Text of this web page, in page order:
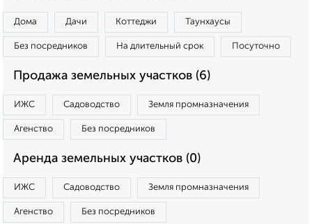
Дома Дачи Коттеджи Таунхаусы
Без посредников На длительный срок Посуточно
Продажа земельных участков (6)
ИЖС Садоводство Земля промназначения
Агенство Без посредников
Аренда земельных участков (0)
ИЖС Садоводство Земля промназначения
Агенство Без посредников